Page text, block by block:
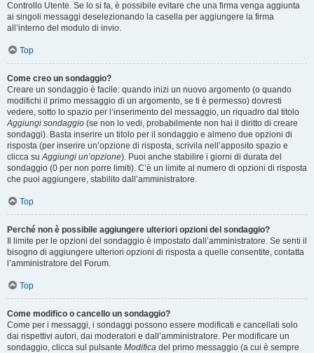
Controllo Utente. Se lo si fa, è possibile evitare che una firma venga aggiunta
ai singoli messaggi deselezionando la casella per aggiungere la firma
all’interno del modulo di invio.
Top
Come creo un sondaggio?
Creare un sondaggio è facile: quando inizi un nuovo argomento (o quando
modifichi il primo messaggio di un argomento, se ti è permesso) dovresti
vedere, sotto lo spazio per l’inserimento del messaggio, un riquadro dal titolo
Aggiungi sondaggio (se non lo vedi, probabilmente non hai il diritto di creare
sondaggi). Basta inserire un titolo per il sondaggio e almeno due opzioni di
risposta (per inserire un’opzione di risposta, scrivila nell’apposito spazio e
clicca suAggiungi un’opzione). Puoi anche stabilire i giorni di durata del
sondaggio (0 per non porre limiti). C’è un limite al numero di opzioni di risposta
che puoi aggiungere, stabilito dall’amministratore.
Top
Perché non è possibile aggiungere ulteriori opzioni del sondaggio?
Il limite per le opzioni del sondaggio è impostato dall’amministratore. Se senti il
bisogno di aggiungere ulteriori opzioni di risposta a quelle consentite, contatta
l’amministratore del Forum.
Top
Come modifico o cancello un sondaggio?
Come per i messaggi, i sondaggi possono essere modificati e cancellati solo
dai rispettivi autori, dai moderatori e dall’amministratore. Per modificare un
sondaggio, clicca sul pulsante Modifica del primo messaggio (a cui è sempre